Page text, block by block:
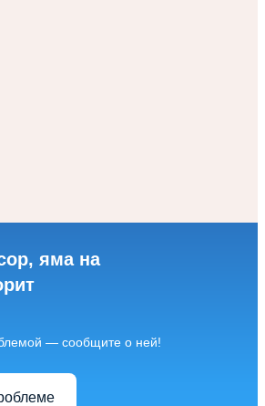
яма на
— сообщите о ней!